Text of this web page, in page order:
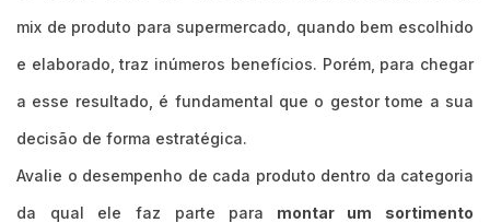
mix de produto para supermercado, quando bem escolhido
e elaborado, traz inúmeros benefícios. Porém, para chegar
a esse resultado, é fundamental que o gestor tome a sua
decisão de forma estratégica.
Avalie o desempenho de cada produto dentro da categoria
da qual ele faz parte para montar um sortimento